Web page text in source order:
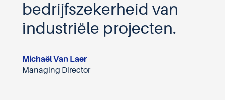
bedrijfszekerheid van
industriële projecten.
Michaël Van Laer
Managing Director